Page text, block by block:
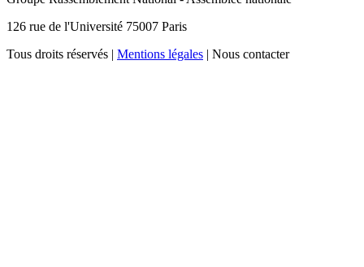
126 rue de l'Université 75007 Paris
Tous droits réservés | Mentions légales | Nous contacter